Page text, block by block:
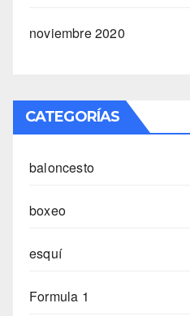
noviembre 2020
CATEGORÍAS
baloncesto
boxeo
esquí
Formula 1